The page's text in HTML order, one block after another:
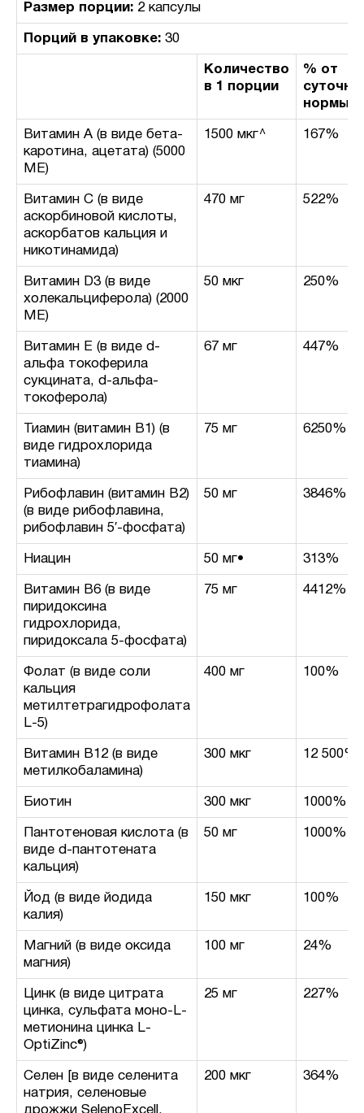
Размер порции: 2 капсулы
Порций в упаковке: 30
Количество
в 1 порции
% от
нормы
Витамин A (в виде бета-
каротина, ацетата) (5000
МЕ)
1500 мкг^ 167%
Витамин С (в виде
аскорбиновой кислоты,
аскорбатов кальция и
никотинамида)
470 мг 522%
Витамин D3 (в виде
холекальциферола) (2000
МЕ)
50 мкг 250%
Витамин E (в виде d-
альфа токоферила
сукцината, d-альфа-
токоферола)
67 мг 447%
Тиамин (витамин B1) (в
виде гидрохлорида
тиамина)
75 мг 6250%
Рибофлавин (витамин B2)
(в виде рибофлавина,
рибофлавин 5′-фосфата)
50 мг 3846%
Ниацин 50 мг• 313%
Витамин B6 (в виде
пиридоксина
гидрохлорида,
пиридоксала 5-фосфата)
75 мг 4412%
Фолат (в виде соли
кальция
метилтетрагидрофолата
L-5)
400 мг 100%
Витамин B12 (в виде
метилкобаламина)
300 мкг 12 500%
Биотин 300 мкг 1000%
Пантотеновая кислота (в
виде d-пантотената
кальция)
50 мг 1000%
Йод (в виде йодида
калия)
150 мкг 100%
Магний (в виде оксида
магния)
100 мг 24%
Цинк (в виде цитрата
цинка, сульфата моно-L-
метионина цинка L-
OptiZinc®)
25 мг 227%
Селен [в виде селенита
натрия, селеновые
дрожжи SelenoExcell,
200 мкг 364%